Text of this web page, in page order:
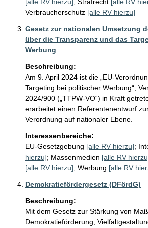
Verbraucherschutz [alle RV hierzu]
Gesetz zur nationalen Umsetzung
über die Transparenz und das
Werbung
Beschreibung:
Am 9. April 2024 ist die „EU-
Targeting bei politischer Werbung“,
2024/900 („TTPW-VO“) in Kraft
erarbeitet einen Referentenentwurf
Verordnung auf nationaler Ebene.
Interessenbereiche:
EU-Gesetzgebung [alle RV hierzu];
hierzu]; Massenmedien [alle RV
[alle RV hierzu]; Werbung [alle RV
Demokratiefördergesetz (DFördG)
Beschreibung:
Mit dem Gesetz zur Stärkung von
Demokratieförderung,